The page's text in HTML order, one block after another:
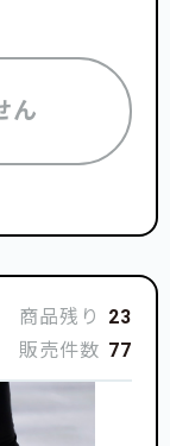
ん
商品残り
23
販売件数 77